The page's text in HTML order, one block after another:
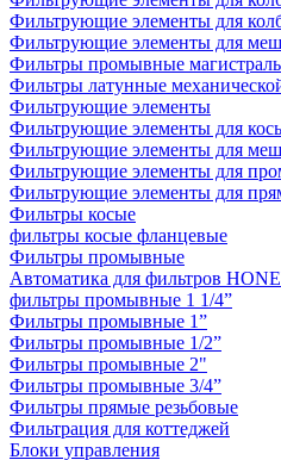
Фильтрующие элементы для
Фильтрующие элементы для
Фильтры промывные
Фильтры латунные
Фильтрующие элементы
Фильтрующие элементы для
Фильтрующие элементы для
Фильтрующие элементы для
Фильтрующие элементы для
Фильтры косые
фильтры косые фланцевые
Фильтры промывные
Автоматика для фильтров
фильтры промывные 1 1/4”
Фильтры промывные 1”
Фильтры промывные 1/2”
Фильтры промывные 2"
Фильтры промывные 3/4”
Фильтры прямые резьбовые
Фильтрация для коттеджей
Блоки управления